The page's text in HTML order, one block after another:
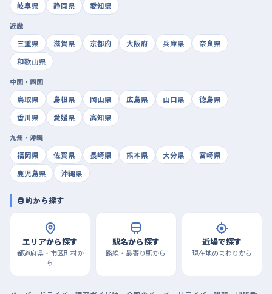
岐阜県
静岡県 愛知県
近畿
三重県
滋賀県 京都府 大阪府 兵庫県
奈良県
和歌山県
中国・四国
鳥取県
島根県 岡山県 広島県 山口県
徳島県
香川県
愛媛県 高知県
九州・沖縄
福岡県
佐賀県 長崎県 熊本県 大分県
宮崎県
鹿児島県
沖縄県
目的から探す
エリアから探す
都道府県・市区町村か
ら
駅名から探す
路線・最寄り駅から
近場で探す
現在地のまわりから